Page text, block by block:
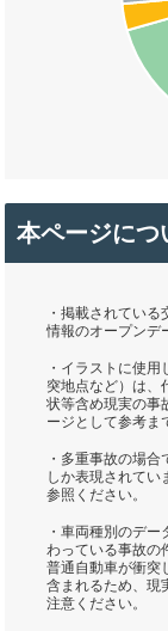
本ページにつ
・掲載されてい
情報のオープンデ
・イラストに使
突地点など）は、
状等含め現実の事
ージとして参考ま
・多重事故の場
しか表現されてい
参照ください。
・車両種別のデ
わっている事故の
普通自動車が衝突
含まれるため、現
注意ください。